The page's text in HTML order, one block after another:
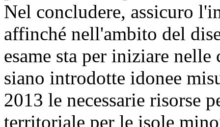
Nel concludere, assicuro
affinché nell'ambito del
esame sta per iniziare
siano introdotte idonee
2013 le necessarie risorse
territoriale per le isole